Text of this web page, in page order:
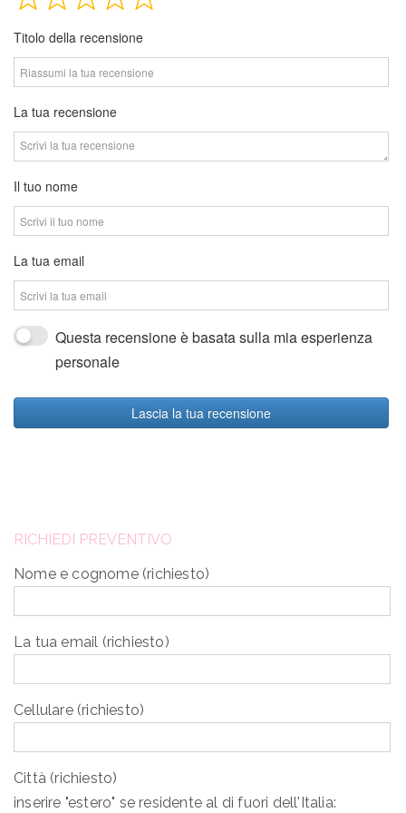
Titolo della recensione
La tua recensione
Il tuo nome
La tua email
Questa recensione è basata sulla mia esperienza
personale
Lascia la tua recensione
RICHIEDI PREVENTIVO
Nome e cognome (richiesto)
La tua email (richiesto)
Cellulare (richiesto)
Città (richiesto)
inserire "estero" se residente al di fuori dell'Italia: